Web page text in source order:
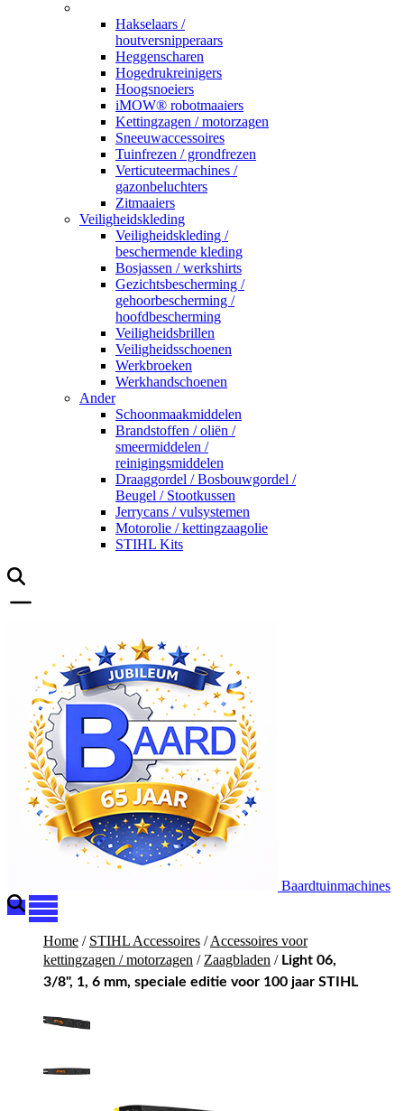
Hakselaars /
houtversnipperaars
Heggenscharen
Hogedrukreinigers
Hoogsnoeiers
iMOW® robotmaaiers
Kettingzagen / motorzagen
Sneeuwaccessoires
Tuinfrezen / grondfrezen
Verticuteermachines /
gazonbeluchters
Zitmaaiers
Veiligheidskleding
Veiligheidskleding /
beschermende kleding
Bosjassen / werkshirts
Gezichtsbescherming /
gehoorbescherming /
hoofdbescherming
Veiligheidsbrillen
Veiligheidsschoenen
Werkbroeken
Werkhandschoenen
Ander
Schoonmaakmiddelen
Brandstoffen / oliën /
smeermiddelen /
reinigingsmiddelen
Draaggordel / Bosbouwgordel /
Beugel / Stootkussen
Jerrycans / vulsystemen
Motorolie / kettingzaagolie
STIHL Kits
Baardtuinmachines
Home / STIHL Accessoires /Accessoires voor
kettingzagen / motorzagen / Zaagbladen / Light 06,
3/8", 1, 6 mm, speciale editie voor 100 jaar STIHL